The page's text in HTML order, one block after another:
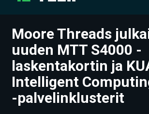
UUTISET
ARTIKKELIT
VIDEOT
TECHBBS
Moore Threads
uuden MTT S4000 -
laskentakortin ja
Intelligent
-palvelinklusterit